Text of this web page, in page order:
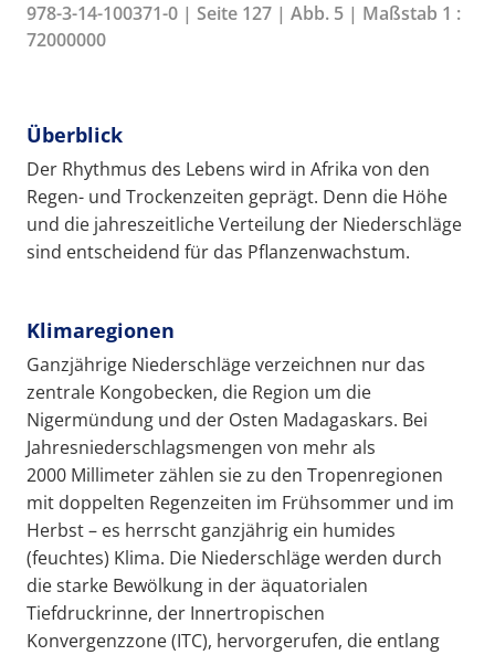
978-3-14-100371-0 | Seite 127 | Abb. 5 | Maßstab 1 :
72000000
Überblick
Der Rhythmus des Lebens wird in Afrika von den
Regen- und Trockenzeiten geprägt. Denn die Höhe
und die jahreszeitliche Verteilung der Niederschläge
sind entscheidend für das Pflanzenwachstum.
Klimaregionen
Ganzjährige Niederschläge verzeichnen nur das
zentrale Kongobecken, die Region um die
Nigermündung und der Osten Madagaskars. Bei
Jahresniederschlagsmengen von mehr als
2000 Millimeter zählen sie zu den Tropenregionen
mit doppelten Regenzeiten im Frühsommer und im
Herbst – es herrscht ganzjährig ein humides
(feuchtes) Klima. Die Niederschläge werden durch
die starke Bewölkung in der äquatorialen
Tiefdruckrinne, der Innertropischen
Konvergenzzone (ITC), hervorgerufen, die entlang